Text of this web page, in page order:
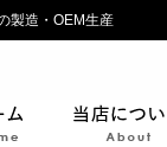
製造・OEM生産
ホーム